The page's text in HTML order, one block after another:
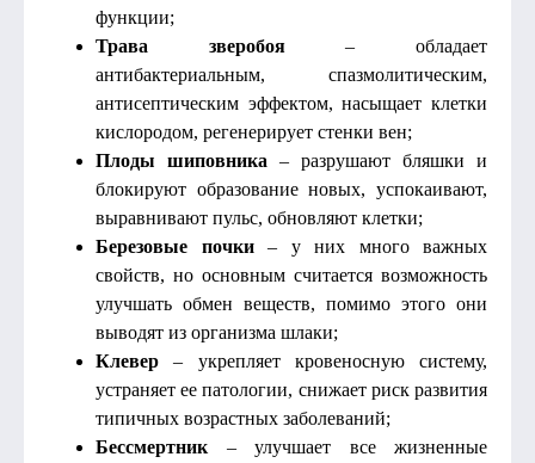
функции;
Трава зверобоя– обладает
антибактериальным, спазмолитическим,
антисептическим эффектом, насыщает клетки
кислородом, регенерирует стенки вен;
Плоды шиповника – разрушают бляшки и
блокируют образование новых, успокаивают,
выравнивают пульс, обновляют клетки;
Березовые почки– у них много важных
свойств, но основным считается возможность
улучшать обмен веществ, помимо этого они
выводят из организма шлаки;
Клевер – укрепляет кровеносную систему,
устраняет ее патологии, снижает риск развития
типичных возрастных заболеваний;
Бессмертник – улучшает все жизненные